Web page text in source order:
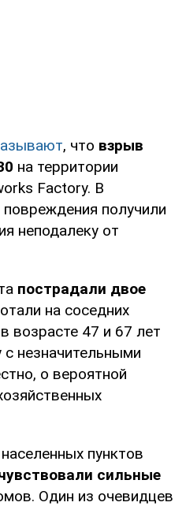
, что взрыв
на территории
Factory. В
повреждения получили
неподалеку от
пострадали двое
на соседних
возрасте 47 и 67 лет
незначительными
о вероятной
пунктов
сильные
Один из очевидцев